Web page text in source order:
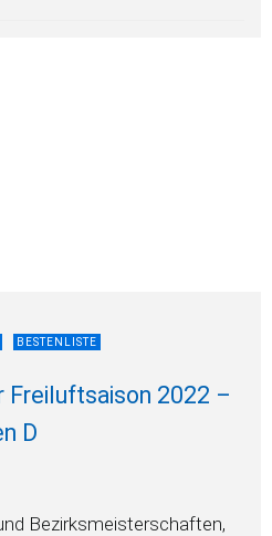
BESTENLISTE
Freiluftsaison 2022 –
D
Bezirksmeisterschaften,